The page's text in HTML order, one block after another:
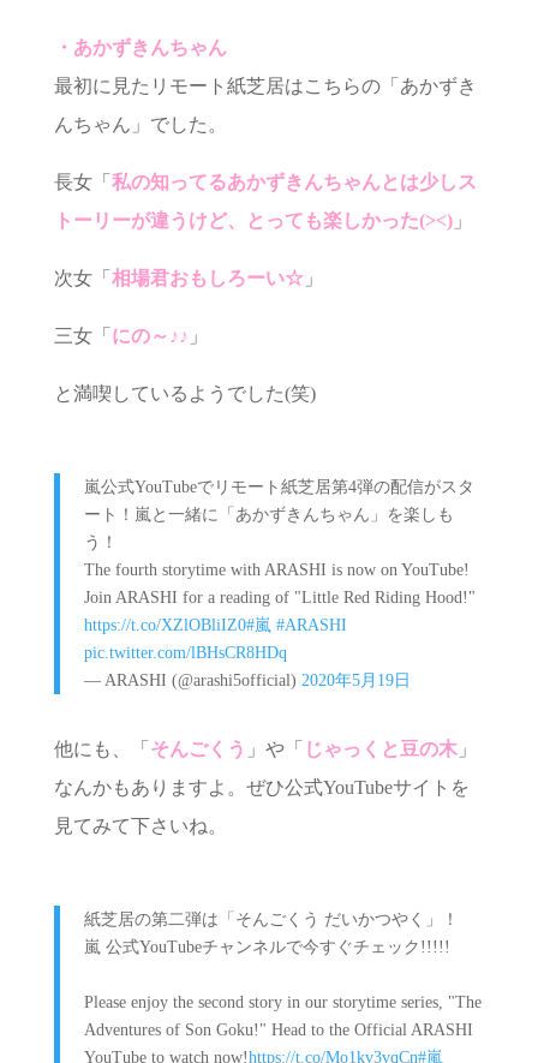
・あかずきんちゃん
最初に見たリモート紙芝居はこちらの「あかずき
んちゃん」でした。
長女「 私の知ってるあかずきんちゃんとは少しス
トーリーが違うけど、とっても楽しかった(><)」
次女「 相場君おもしろーい☆」
三女「 にの～♪♪ 」
と満喫しているようでした(笑)
嵐公式YouTubeでリモート紙芝居第4弾の配信がスタ
ート！嵐と一緒に「あかずきんちゃん」を楽しも
う！
The fourth storytime with ARASHI is now on YouTube!
Join ARASHI for a reading of "Little Red Riding Hood!"
https://t.co/XZlOBliIZ0#嵐 #ARASHI
pic.twitter.com/lBHsCR8HDq
— ARASHI (@arashi5official) 2020年5月19日
他にも、「 そんごくう 」や「 じゃっくと豆の木」
なんかもありますよ。ぜひ公式YouTubeサイトを
見てみて下さいね。
紙芝居の第二弾は「そんごくう だいかつやく」！
嵐 公式YouTubeチャンネルで今すぐチェック!!!!!
Please enjoy the second story in our storytime series, "The
Adventures of Son Goku!" Head to the Official ARASHI
YouTube to watch now!https://t.co/Mo1kv3vqCn#嵐